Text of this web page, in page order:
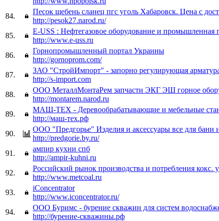
84.
Песок щебень сланец пгс уголь Хабаровск. Цена с
http://pesok27.narod.ru/
85.
E-USS : Нефтегазовое оборудование и промышленная
http://www.e-uss.ru
86.
Горнопромышленный портал Украины
http://gornoprom.com/
87.
ЗАО "СтройИмпорт" - запорно регулирующая
http://s-import.com
88.
ООО МеталлМонтаРем запчасти ЭКГ ЭШ горное
http://montarem.narod.ru
89.
МАШ-ТЕХ - Деревообрабатывающие и мебельные
http://маш-тех.рф
90.
ООО "Предгорье" Изделия и аксессуары все для бани
http://predgorie.by.ru/
91.
ампир кухни спб
http://ampir-kuhni.ru
92.
Российский рынок производства и потребления кокс.
http://www.metcoal.ru
93.
iConcentrator
http://www.iconcentrator.ru/
94.
ООО Буримс - бурение скважин для систем
http://бурение-скважины.рф